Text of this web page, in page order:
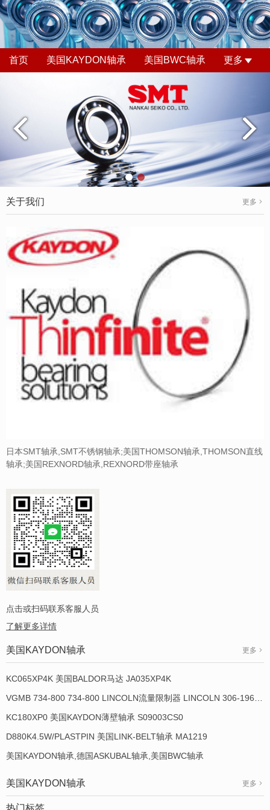
首页 美国KAYDON轴承 美国BWC轴承 更多
关于我们 更多
日本SMT轴承,SMT不锈钢轴承;美国THOMSON轴承,THOMSON直线
轴承;美国REXNORD轴承,REXNORD带座轴承
点击或扫码联系客服人员
了解更多详情
美国KAYDON轴承 更多
KC065XP4K 美国BALDOR马达 JA035XP4K
KC180XP0 美国KAYDON薄壁轴承 S09003CS0
D880K4.5W/PLASTPIN 美国LINK-BELT轴承 MA1219
美国KAYDON轴承,德国ASKUBAL轴承,美国BWC轴承
美国KAYDON轴承 更多
热门标签